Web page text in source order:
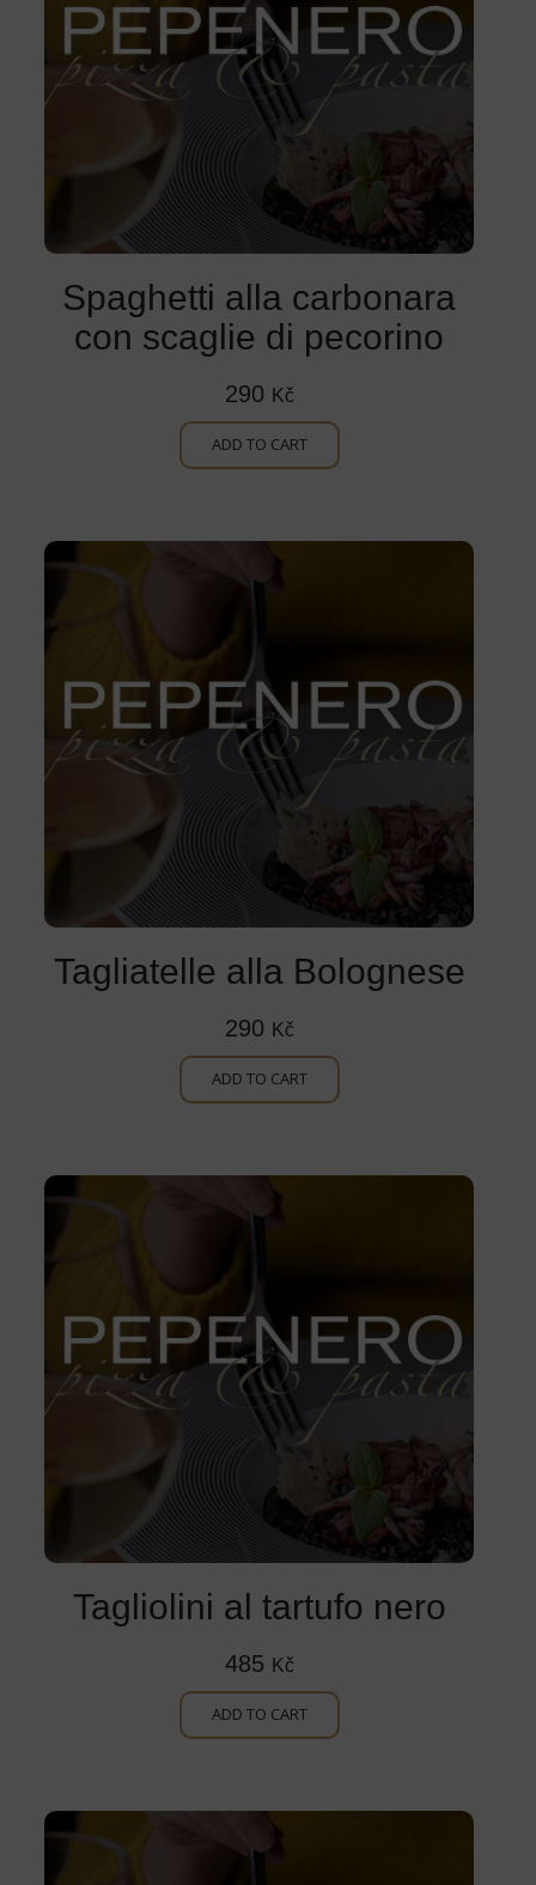
Spaghetti alla carbonara
con scaglie di pecorino
290 Kč
ADD TO CART
Tagliatelle alla Bolognese
290 Kč
ADD TO CART
Tagliolini al tartufo nero
485 Kč
ADD TO CART